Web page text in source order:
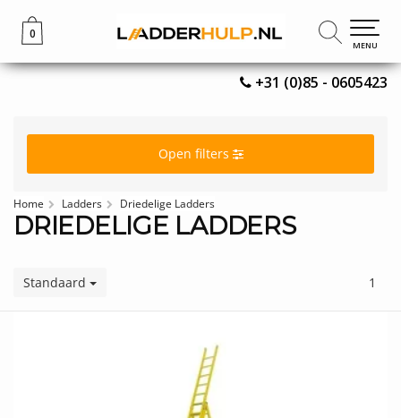
+31 (0)85 - 0605423
0
MENU
0
MENU
Open filters
Home Ladders Driedelige Ladders
DRIEDELIGE LADDERS
Standaard 1